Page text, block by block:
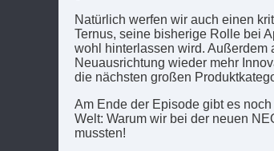
Natürlich werfen wir auch einen
Ternus, seine bisherige Rolle bei
wohl hinterlassen wird. Außerdem
Neuausrichtung wieder mehr
die nächsten großen
Am Ende der Episode gibt es
Welt: Warum wir bei der neuen
mussten!